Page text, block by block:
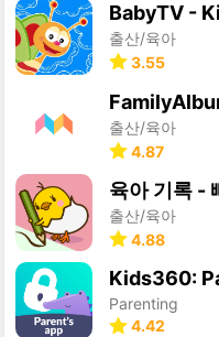
출산/육아
3.55
출산/육아
4.87
출산/육아
4.88
Parenting
4.42